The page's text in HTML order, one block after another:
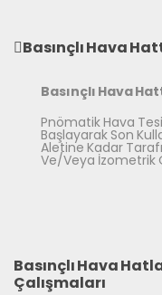
Basınçlı Hava
Basınçlı Hava
Pnömatik Hava
Başlayarak Son
Aletine Kadar
Ve/Veya İzometrik
Basınçlı Hava
Çalışmaları